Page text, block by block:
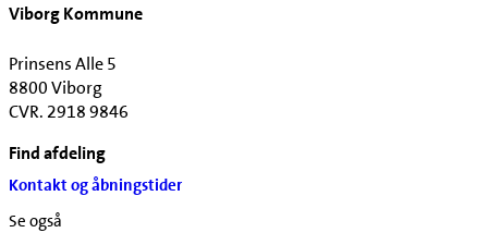
Viborg Kommune
Prinsens Alle 5
8800 Viborg
CVR. 2918 9846
Find afdeling
Kontakt og åbningstider
Se også